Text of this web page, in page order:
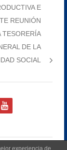
E
REUNIÓN
TESORERÍA
DE LA
SOCIAL
youtube
experiencia de